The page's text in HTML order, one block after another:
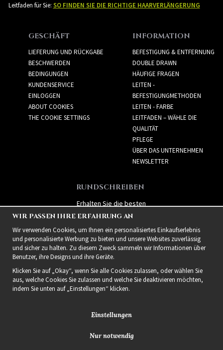
Leitfaden für Sie: SO FINDEN SIE DIE RICHTIGE HAARVERLÄNGERUNG
GESCHÄFT
LIEFERUNG UND RÜCKGABE
BESCHWERDEN
BEDINGUNGEN
KUNDENSERVICE
EINLOGGEN
ABOUT COOKIES
THE COOKIE SETTINGS
INFORMATION
BEFESTIGUNG & ENTFERNUNG
DOUBLE DRAWN
HÄUFIGE FRAGEN
LEITEN -
BEFESTIGUNGMETHODEN
LEITEN - FARBE
LEITFADEN – WÄHLE DIE
QUALITÄT
PFLEGE
ÜBER DAS UNTERNEHMEN
NEWSLETTER
RUNDSCHREIBEN
Erhalten Sie die besten
Angebote und spannende
neue Produkte!
2021 Delightful Hair
WIR PASSEN IHRE ERFAHRUNG AN
Wir verwenden Cookies, um Ihnen ein personalisiertes Einkaufserlebnis
und personalisierte Werbung zu bieten und unsere Websites zuverlässig
und sicher zu halten. Zu diesem Zweck sammeln wir Informationen über
Benutzer, ihre Designs und ihre Geräte.
Klicken Sie auf „Okay“, wenn Sie alle Cookies zulassen, oder wählen Sie
aus, welche Cookies Sie zulassen und welche Sie deaktivieren möchten,
indem Sie unten auf „Einstellungen“ klicken.
Einstellungen
Nur notwendig